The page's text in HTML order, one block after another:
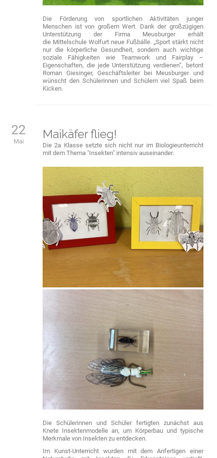
Die Förderung von sportlichen Aktivitäten junger
Menschen ist von großem Wert. Dank der großzügigen
Unterstützung der Firma Meusburger erhält
die Mittelschule Wolfurt neue Fußbälle. „Sport stärkt nicht
nur die körperliche Gesundheit, sondern auch wichtige
soziale Fähigkeiten wie Teamwork und Fairplay –
Eigenschaften, die jede Unterstützung verdienen“, betont
Roman Giesinger, Geschäftsleiter bei Meusburger und
wünscht den Schülerinnen und Schülern viel Spaß beim
Kicken.
22
Mai
Maikäfer flieg!
Die 2a Klasse setzte sich nicht nur im Biologieunterricht
mit dem Thema "Insekten" intensiv auseinander.
Die Schülerinnen und Schüler fertigten zunächst aus
Knete Insektenmodelle an, um Körperbau und typische
Merkmale von Insekten zu entdecken.
Im Kunst-Unterricht wurden mit dem Anfertigen einer